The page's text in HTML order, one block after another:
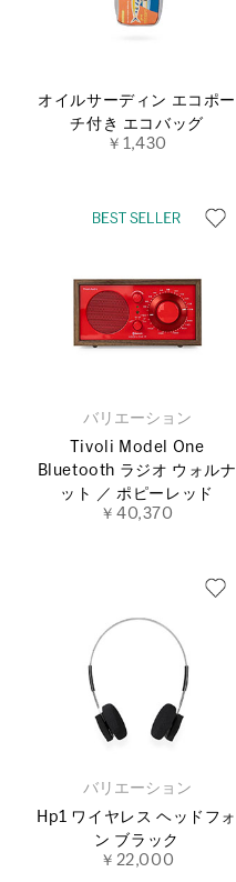
オイルサーディン エコポー
チ付き エコバッグ
￥1,430
バリエーション
Tivoli Model One
Bluetooth ラジオ ウォルナ
ット ／ ポピーレッド
￥40,370
バリエーション
Hp1 ワイヤレス ヘッドフォ
ン ブラック
￥22,000